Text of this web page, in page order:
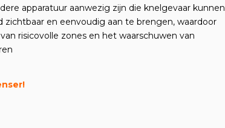
apparatuur aanwezig zijn die knelgevaar kunnen
zichtbaar en eenvoudig aan te brengen, waardoor
risicovolle zones en het waarschuwen van